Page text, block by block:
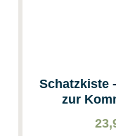
Schatzkiste
zur